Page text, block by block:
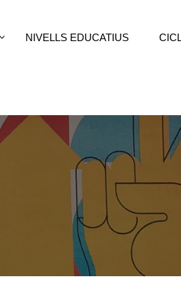
NIVELLS EDUCATIUS